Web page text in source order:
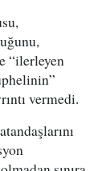
“ilerleyen
vermedi.